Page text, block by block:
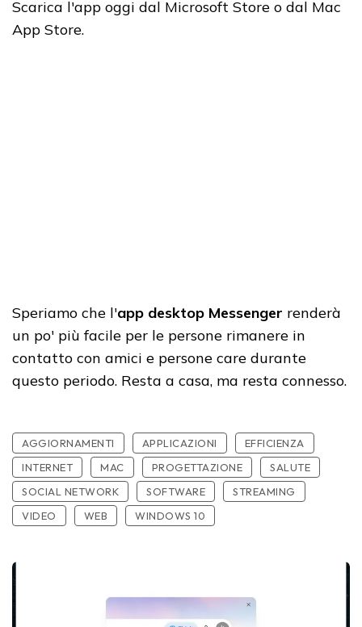
Scarica l'app oggi dal Microsoft Store o dal Mac
App Store.
Speriamo che l'app desktop Messenger renderà
un po' più facile per le persone rimanere in
contatto con amici e persone care durante
questo periodo. Resta a casa, ma resta connesso.
AGGIORNAMENTI APPLICAZIONI
EFFICIENZA
INTERNET
MAC PROGETTAZIONE
SALUTE
SOCIAL NETWORK
SOFTWARE
STREAMING
VIDEO
WEB WINDOWS 10